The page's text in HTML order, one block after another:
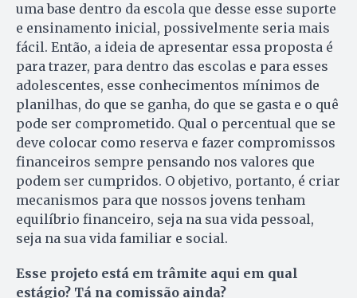
uma base dentro da escola que desse esse suporte
e ensinamento inicial, possivelmente seria mais
fácil. Então, a ideia de apresentar essa proposta é
para trazer, para dentro das escolas e para esses
adolescentes, esse conhecimentos mínimos de
planilhas, do que se ganha, do que se gasta e o quê
pode ser comprometido. Qual o percentual que se
deve colocar como reserva e fazer compromissos
financeiros sempre pensando nos valores que
podem ser cumpridos. O objetivo, portanto, é criar
mecanismos para que nossos jovens tenham
equilíbrio financeiro, seja na sua vida pessoal,
seja na sua vida familiar e social.
Esse projeto está em trâmite aqui em qual
estágio? Tá na comissão ainda?